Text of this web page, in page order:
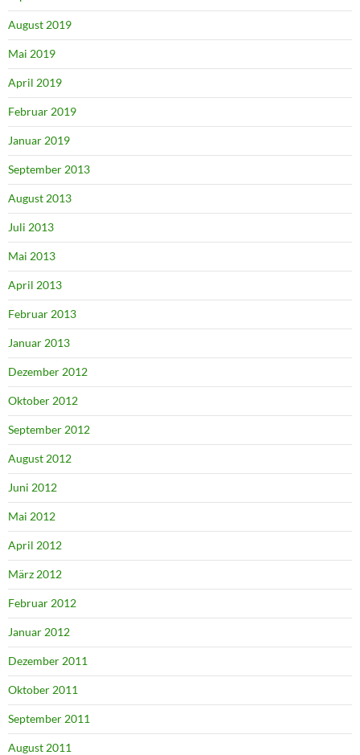
August 2019
Mai 2019
April 2019
Februar 2019
Januar 2019
September 2013
August 2013
Juli 2013
Mai 2013
April 2013
Februar 2013
Januar 2013
Dezember 2012
Oktober 2012
September 2012
August 2012
Juni 2012
Mai 2012
April 2012
März 2012
Februar 2012
Januar 2012
Dezember 2011
Oktober 2011
September 2011
August 2011